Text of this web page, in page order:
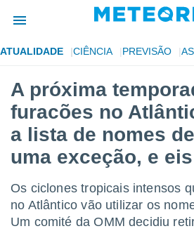
da
para
as
fornecidas
a este
das
ATUALIDADE CIÊNCIA PREVISÃO
A próxima
furacões no
a lista de nomes
uma exceção, e
Os ciclones tropicais intensos
no Atlântico vão utilizar os
Um comité da OMM decidiu